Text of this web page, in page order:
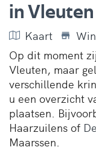
in Vleuten
Kaart
Op dit moment
Vleuten, maar
verschillende
u een overzicht
plaatsen.
Haarzuilens of
Maarssen.